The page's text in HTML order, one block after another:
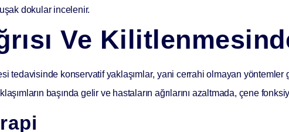
dokular incelenir.
Ve
tedavisinde konservatif yaklaşımlar, yani cerrahi olmayan
başında gelir ve hastaların ağrılarını azaltmada, çene